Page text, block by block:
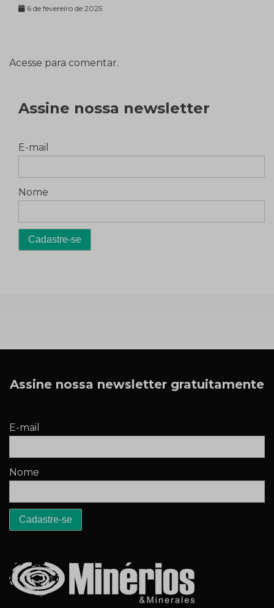
6 de fevereiro de 2025
Acesse para comentar.
Assine nossa newsletter
E-mail
Nome
Assine nossa newsletter gratuitamente
E-mail
Nome